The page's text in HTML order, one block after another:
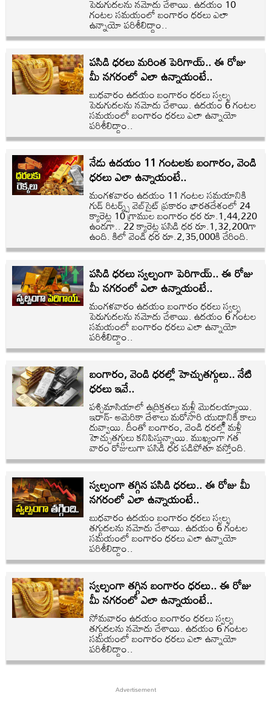
పెరుగుదలను నమోదు చేశాయి. ఉదయం 10
గంటల సమయంలో బంగారం ధరలు ఎలా
ఉన్నాయో పరిశీలిద్దాం..
పసిడి ధరలు మరింత పెరిగాయ్.. ఈ రోజు
మీ నగరంలో ఎలా ఉన్నాయంటే..
బుధవారం ఉదయం బంగారం ధరలు స్వల్ప
పెరుగుదలను నమోదు చేశాయి. ఉదయం 6 గంటల
సమయంలో బంగారం ధరలు ఎలా ఉన్నాయో
పరిశీలిద్దాం..
నేడు ఉదయం 11 గంటలకు బంగారం, వెండి
ధరలు ఎలా ఉన్నాయంటే..
మంగళవారం ఉదయం 11 గంటల సమయానికి
గుడ్ రిటర్న్స్ వెబ్‌సైట్ ప్రకారం భారతదేశంలో 24
క్యారెట్ల 10 గ్రాముల బంగారం ధర రూ.1,44,220
ఉండగా.. 22 క్యారెట్ల పసిడి ధర రూ.1,32,200గా
ఉంది. కిలో వెండి ధర రూ.2,35,000కి చేరింది.
పసిడి ధరలు స్వల్పంగా పెరిగాయ్.. ఈ రోజు
మీ నగరంలో ఎలా ఉన్నాయంటే..
మంగళవారం ఉదయం బంగారం ధరలు స్వల్ప
పెరుగుదలను నమోదు చేశాయి. ఉదయం 6 గంటల
సమయంలో బంగారం ధరలు ఎలా ఉన్నాయో
పరిశీలిద్దాం..
బంగారం, వెండి ధరల్లో హెచ్చుతగ్గులు.. నేటి
ధరలు ఇవే..
పశ్చిమాసియాలో ఉద్రిక్తతలు మళ్లీ మొదలయ్యాయి.
ఇరాన్- అమెరికా దేశాలు మరోసారి యుద్ధానికి కాలు
దువ్వాయి. దీంతో బంగారం, వెండి ధరల్లో మళ్లీ
హెచ్చుతగ్గులు కనిపిస్తున్నాయి. ముఖ్యంగా గత
వారం రోజులుగా పసిడి ధర పడిపోతూ వస్తోంది.
స్వల్పంగా తగ్గిన పసిడి ధరలు.. ఈ రోజు మీ
నగరంలో ఎలా ఉన్నాయంటే..
బుధవారం ఉదయం బంగారం ధరలు స్వల్ప
తగ్గుదలను నమోదు చేశాయి. ఉదయం 6 గంటల
సమయంలో బంగారం ధరలు ఎలా ఉన్నాయో
పరిశీలిద్దాం..
స్వల్పంగా తగ్గిన బంగారం ధరలు.. ఈ రోజు
మీ నగరంలో ఎలా ఉన్నాయంటే..
సోమవారం ఉదయం బంగారం ధరలు స్వల్ప
తగ్గుదలను నమోదు చేశాయి. ఉదయం 6 గంటల
సమయంలో బంగారం ధరలు ఎలా ఉన్నాయో
పరిశీలిద్దాం..